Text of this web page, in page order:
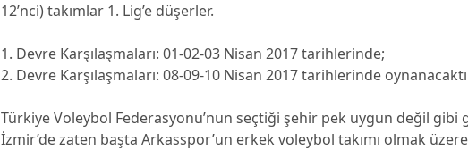
12’nci) takımlar 1. Lig’e düşerler.
1. Devre Karşılaşmaları: 01-02-03 Nisan 2017 tarihlerinde;
2. Devre Karşılaşmaları: 08-09-10 Nisan 2017 tarihlerinde
Türkiye Voleybol Federasyonu’nun seçtiği şehir pek uygun değil gibi
İzmir’de zaten başta Arkasspor’un erkek voleybol takımı olmak